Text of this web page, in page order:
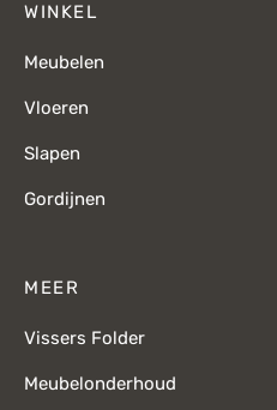
WINKEL
Meubelen
Vloeren
Slapen
Gordijnen
MEER
Vissers Folder
Meubelonderhoud